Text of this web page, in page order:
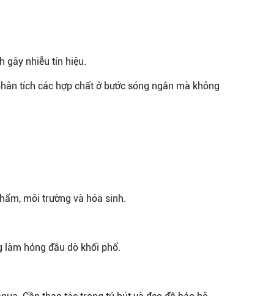
gây nhiễu tín hiệu.
tích các hợp chất ở bước sóng ngắn mà không
môi trường và hóa sinh.
làm hỏng đầu dò khối phổ.